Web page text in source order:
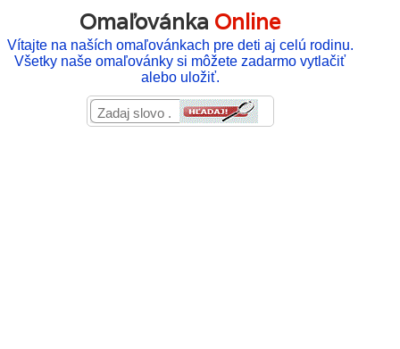
Omaľovánka Online
Vítajte na naších omaľovánkach pre deti aj celú rodinu.
Všetky naše omaľovánky si môžete zadarmo vytlačiť
alebo uložiť.